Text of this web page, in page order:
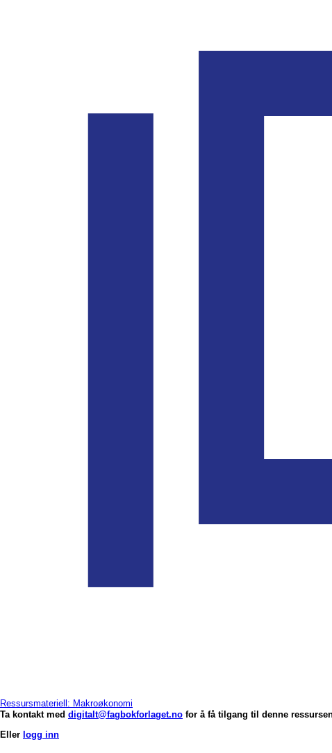
Ressursmateriell: Makroøkonomi
Ta kontakt med digitalt@fagbokforlaget.no for å få tilgang til denne
Eller logg inn